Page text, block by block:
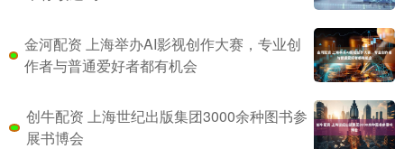
金河配资 上海举办AI影视创作大赛，专业创
作者与普通爱好者都有机会
创牛配资 上海世纪出版集团3000余种图书参
展书博会